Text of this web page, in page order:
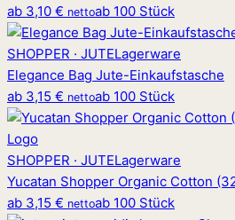
ab 3,10 € nettoab 100 Stück
SHOPPER · JUTELagerware
Elegance Bag Jute-Einkaufstasche
ab 3,15 € nettoab 100 Stück
SHOPPER · JUTELagerware
Yucatan Shopper Organic Cotton
ab 3,15 € nettoab 100 Stück